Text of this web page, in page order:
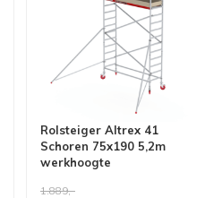
Rolsteiger Altrex 41
Schoren 75x190 5,2m
werkhoogte
1.889,-